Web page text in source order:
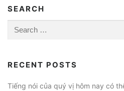
SEARCH
for:
RECENT POSTS
Tiếng nói của quý vị hôm nay có